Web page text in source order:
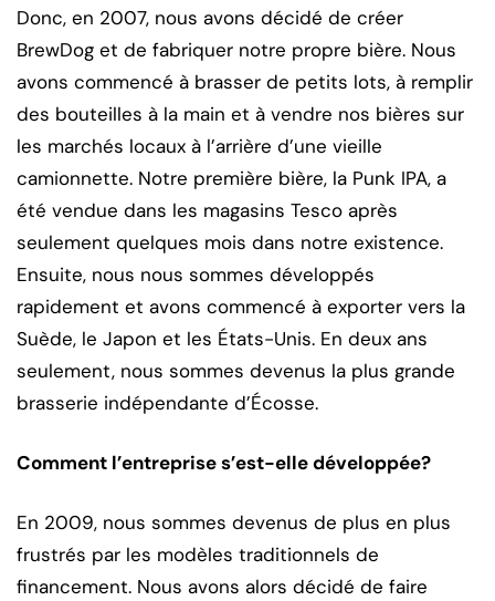
Donc, en 2007, nous avons décidé de créer
BrewDog et de fabriquer notre propre bière. Nous
avons commencé à brasser de petits lots, à remplir
des bouteilles à la main et à vendre nos bières sur
les marchés locaux à l’arrière d’une vieille
camionnette. Notre première bière, la Punk IPA, a
été vendue dans les magasins Tesco après
seulement quelques mois dans notre existence.
Ensuite, nous nous sommes développés
rapidement et avons commencé à exporter vers la
Suède, le Japon et les États-Unis. En deux ans
seulement, nous sommes devenus la plus grande
brasserie indépendante d’Écosse.
Comment l’entreprise s’est-elle développée?
En 2009, nous sommes devenus de plus en plus
frustrés par les modèles traditionnels de
financement. Nous avons alors décidé de faire